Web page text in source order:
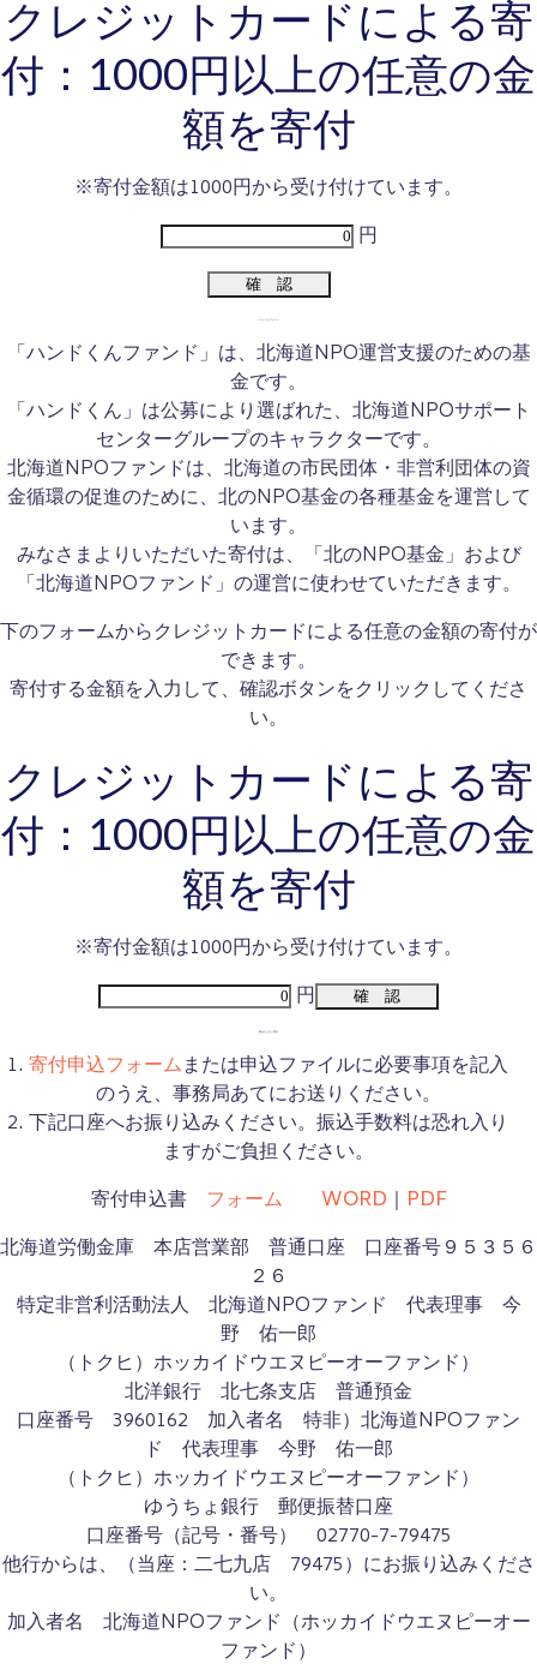
クレジットカードによる寄
付：1000円以上の任意の金
額を寄付
※寄付金額は1000円から受け付けています。
円
「ハンドくんファンド」は、北海道NPO運営支援のための基
金です。
「ハンドくん」は公募により選ばれた、北海道NPOサポート
センターグループのキャラクターです。
北海道NPOファンドは、北海道の市民団体・非営利団体の資
金循環の促進のために、北のNPO基金の各種基金を運営して
います。
みなさまよりいただいた寄付は、「北のNPO基金」および
「北海道NPOファンド」の運営に使わせていただきます。
下のフォームからクレジットカードによる任意の金額の寄付が
できます。
寄付する金額を入力して、確認ボタンをクリックしてくださ
い。
クレジットカードによる寄
付：1000円以上の任意の金
額を寄付
※寄付金額は1000円から受け付けています。
円
寄付申込フォームまたは申込ファイルに必要事項を記入
のうえ、事務局あてにお送りください。
下記口座へお振り込みください。振込手数料は恐れ入り
ますがご負担ください。
寄付申込書 フォーム WORD ｜ PDF
北海道労働金庫 本店営業部 普通口座 口座番号９５３５６
２６
特定非営利活動法人 北海道NPOファンド 代表理事 今
野 佑一郎
（トクヒ）ホッカイドウエヌピーオーファンド）
北洋銀行 北七条支店 普通預金
口座番号 3960162 加入者名 特非）北海道NPOファン
ド 代表理事 今野 佑一郎
（トクヒ）ホッカイドウエヌピーオーファンド）
ゆうちょ銀行 郵便振替口座
口座番号（記号・番号） 02770-7-79475
他行からは、（当座：二七九店 79475）にお振り込みくださ
い。
加入者名 北海道NPOファンド（ホッカイドウエヌピーオー
ファンド）